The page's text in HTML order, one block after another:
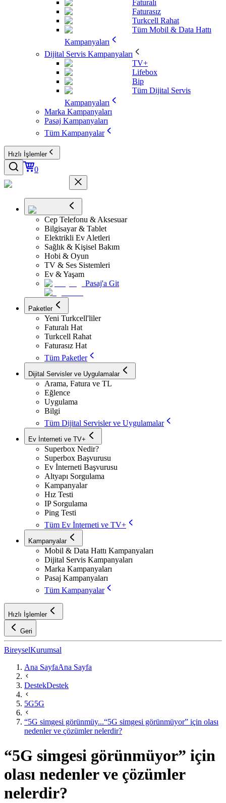
Faturalı
Faturasız
Turkcell Rahat
Tüm Mobil & Data Hattı
Kampanyaları
Dijital Servis Kampanyaları
TV+
Lifebox
Bip
Tüm Dijital Servis
Kampanyaları
Marka Kampanyaları
Pasaj Kampanyaları
Tüm Kampanyalar
Hızlı İşlemler
0
Cep Telefonu & Aksesuar
Bilgisayar & Tablet
Elektrikli Ev Aletleri
Sağlık & Kişisel Bakım
Hobi & Oyun
TV & Ses Sistemleri
Ev & Yaşam
Pasaj'a Git
Paketler
Yeni Turkcell'liler
Faturalı Hat
Turkcell Rahat
Faturasız Hat
Tüm Paketler
Dijital Servisler ve Uygulamalar
Arama, Fatura ve TL
Eğlence
Uygulama
Bilgi
Tüm Dijital Servisler ve Uygulamalar
Ev İnterneti ve TV+
Superbox Nedir?
Superbox Başvurusu
Ev İnterneti Başvurusu
Altyapı Sorgulama
Kampanyalar
Hız Testi
IP Sorgulama
Ping Testi
Tüm Ev İnterneti ve TV+
Kampanyalar
Mobil & Data Hattı Kampanyaları
Dijital Servis Kampanyaları
Marka Kampanyaları
Pasaj Kampanyaları
Tüm Kampanyalar
Hızlı İşlemler
Geri
BireyselKurumsal
Ana SayfaAna Sayfa
DestekDestek
5G5G
“5G simgesi görünmüy...“5G simgesi görünmüyor” için olası
nedenler ve çözümler nelerdir?
“5G simgesi görünmüyor” için
olası nedenler ve çözümler
nelerdir?